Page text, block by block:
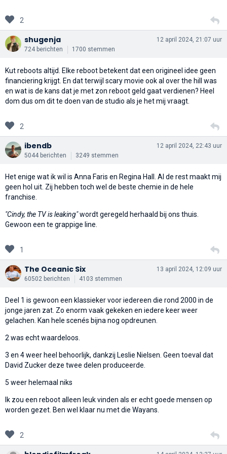
2
shugenja
724 berichten 1700 stemmen
12 april 2024, 21:07 uur
Kut reboots altijd. Elke reboot betekent dat een origineel idee geen
financiering krijgt. En dat terwijl scary movie ook al over the hill was
en wat is de kans dat je met zon reboot geld gaat verdienen? Heel
dom dus om dit te doen van de studio als je het mij vraagt.
2
ibendb
5044 berichten 3249 stemmen
12 april 2024, 22:43 uur
Het enige wat ik wil is Anna Faris en Regina Hall. Al de rest maakt mij
geen hol uit. Zij hebben toch wel de beste chemie in de hele
franchise.
"Cindy, the TV is leaking"wordt geregeld herhaald bij ons thuis.
Gewoon een te grappige line.
1
The Oceanic Six
60502 berichten 4103 stemmen
13 april 2024, 12:09 uur
Deel 1 is gewoon een klassieker voor iedereen die rond 2000 in de
jonge jaren zat. Zo enorm vaak gekeken en iedere keer weer
gelachen. Kan hele scenés bijna nog opdreunen.
2 was echt waardeloos.
3 en 4 weer heel behoorlijk, dankzij Leslie Nielsen. Geen toeval dat
David Zucker deze twee delen produceerde.
5 weer helemaal niks
Ik zou een reboot alleen leuk vinden als er echt goede mensen op
worden gezet. Ben wel klaar nu met die Wayans.
2